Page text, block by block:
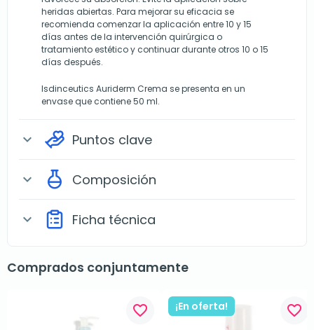
heridas abiertas. Para mejorar su eficacia se
recomienda comenzar la aplicación entre 10 y 15
días antes de la intervención quirúrgica o
tratamiento estético y continuar durante otros 10 o 15
días después.
Isdinceutics Auriderm Crema se presenta en un
envase que contiene 50 ml.
expand_more Puntos clave
expand_more Composición
expand_more Ficha técnica
Comprados conjuntamente
favorite_border ¡En oferta! favorite_border